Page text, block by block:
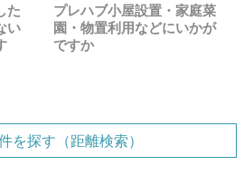
た
い
プレハブ小屋設置・家庭菜
園・物置利用などにいかが
ですか
を探す（距離検索）